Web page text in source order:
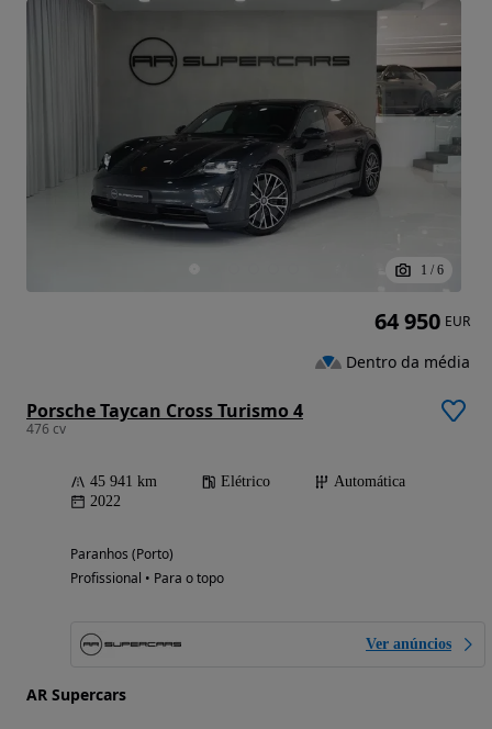
1 / 6
Porsche Taycan Cross Turismo 4
476 cv
45 941 km Elétrico
Automática
2022
Paranhos (Porto)
Profissional • Para o topo
Ver anúncios
AR Supercars
64 950 EUR
Dentro da média